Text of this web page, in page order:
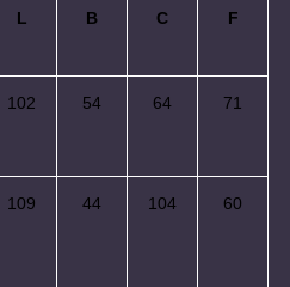
L B C F
102 54 64 71
109 44 104 60